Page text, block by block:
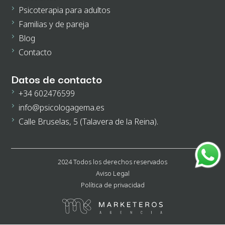
Psicoterapia para adultos
Familias y de pareja
Blog
Contacto
Datos de contacto
+34 602476599
info@psicologagema.es
Calle Bruselas, 5 (Talavera de la Reina).
2024 Todos los derechos reservados
Aviso Legal
Política de privacidad